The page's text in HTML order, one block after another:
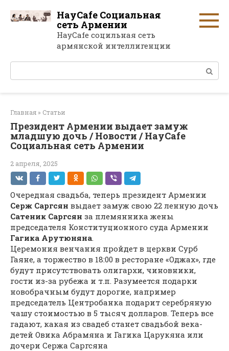
HayCafe Социальная
сеть Армении
HayCafe социльная сеть
армянской интеллигенции
Поиск:
Главная » Статьи
Президент Армении выдает замуж
младшую дочь / Новости / HayCafe
Социальная сеть Армении
2 апреля, 2025
Очередная свадьба, теперь президент Армении
Серж Саргсян выдает замуж свою 22 ленную дочь
Сатеник Саргсян за племянника жены
председателя Конституционного суда Армении
Гагика Арутюняна.
Церемония венчания пройдет в церкви Сурб
Гаяне, а торжество в 18:00 в ресторане «Оджах», где
будут присутствовать олигархи, чиновники,
гости из-за рубежа и т.п. Разумеется подарки
новобрачным будут дорогие, например
председатель Центробанка подарит серебряную
чашу стоимостью в 5 тысяч долларов. Теперь все
гадают, какая из свадеб станет свадьбой века-
детей Овика Абрамяна и Гагика Царукяна или
дочери Сержа Саргсяна